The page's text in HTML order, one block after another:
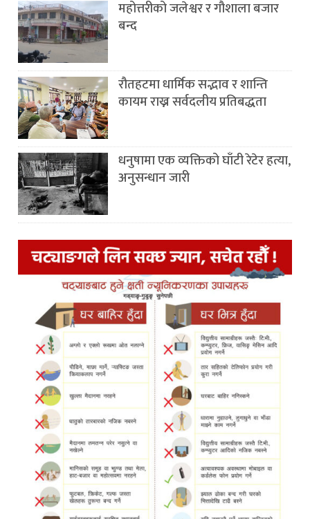
महोत्तरीको जलेश्वर र गौशाला बजार
बन्द
रौतहटमा धार्मिक सद्भाव र शान्ति
कायम राख्न सर्वदलीय प्रतिबद्धता
धनुषामा एक व्यक्तिको घाँटी रेटेर हत्या,
अनुसन्धान जारी